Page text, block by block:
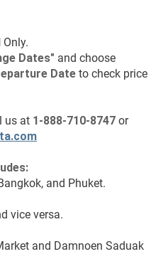
Only.
Dates" and choose
Date to check price
us at 1-888-710-8747 or
and Phuket.
vice versa.
and Damnoen Saduak